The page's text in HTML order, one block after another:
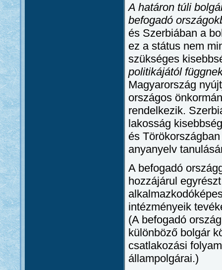
A határon túli
befogadó
és Szerbiában a
ez a státus nem
szükséges
politikájától
Magyarország
országos
rendelkezik.
lakosság
és
anyanyelv
A befogadó
hozzájárul
intézményeik
(A befogadó
különböző bolgár
csatlakozási
állampolgárai.)